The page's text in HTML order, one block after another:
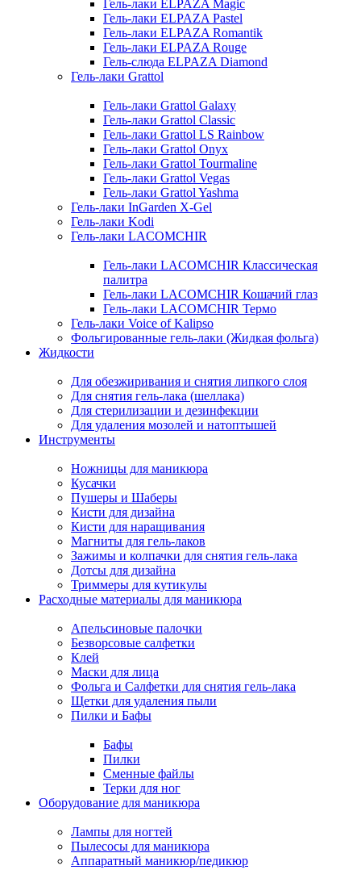
Гель-лаки ELPAZA Magic
Гель-лаки ELPAZA Pastel
Гель-лаки ELPAZA Romantik
Гель-лаки ELPAZA Rouge
Гель-слюда ELPAZA Diamond
Гель-лаки Grattol
Гель-лаки Grattol Galaxy
Гель-лаки Grattol Classic
Гель-лаки Grattol LS Rainbow
Гель-лаки Grattol Onyx
Гель-лаки Grattol Tourmaline
Гель-лаки Grattol Vegas
Гель-лаки Grattol Yashma
Гель-лаки InGarden X-Gel
Гель-лаки Kodi
Гель-лаки LACOMCHIR
Гель-лаки LACOMCHIR Классическая
палитра
Гель-лаки LACOMCHIR Кошачий глаз
Гель-лаки LACOMCHIR Термо
Гель-лаки Voice of Kalipso
Фольгированные гель-лаки (Жидкая фольга)
Жидкости
Для обезжиривания и снятия липкого слоя
Для снятия гель-лака (шеллака)
Для стерилизации и дезинфекции
Для удаления мозолей и натоптышей
Инструменты
Ножницы для маникюра
Кусачки
Пушеры и Шаберы
Кисти для дизайна
Кисти для наращивания
Магниты для гель-лаков
Зажимы и колпачки для снятия гель-лака
Дотсы для дизайна
Триммеры для кутикулы
Расходные материалы для маникюра
Апельсиновые палочки
Безворсовые салфетки
Клей
Маски для лица
Фольга и Салфетки для снятия гель-лака
Щетки для удаления пыли
Пилки и Бафы
Бафы
Пилки
Сменные файлы
Терки для ног
Оборудование для маникюра
Лампы для ногтей
Пылесосы для маникюра
Аппаратный маникюр/педикюр